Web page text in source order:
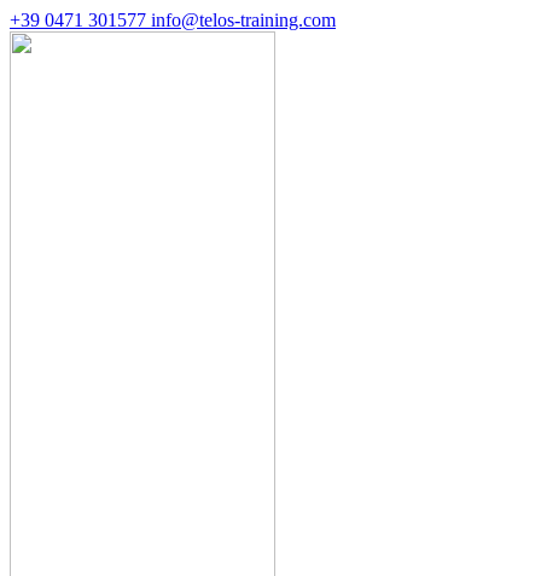
+39 0471 301577 info@telos-training.com